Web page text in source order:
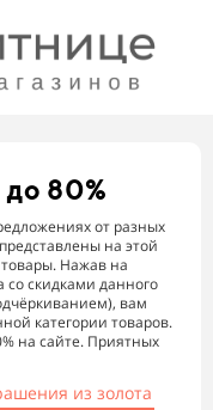
до 80%
от разных
на этой
Нажав на
со скидками данного
вам
категории товаров.
на сайте. Приятных
из золота